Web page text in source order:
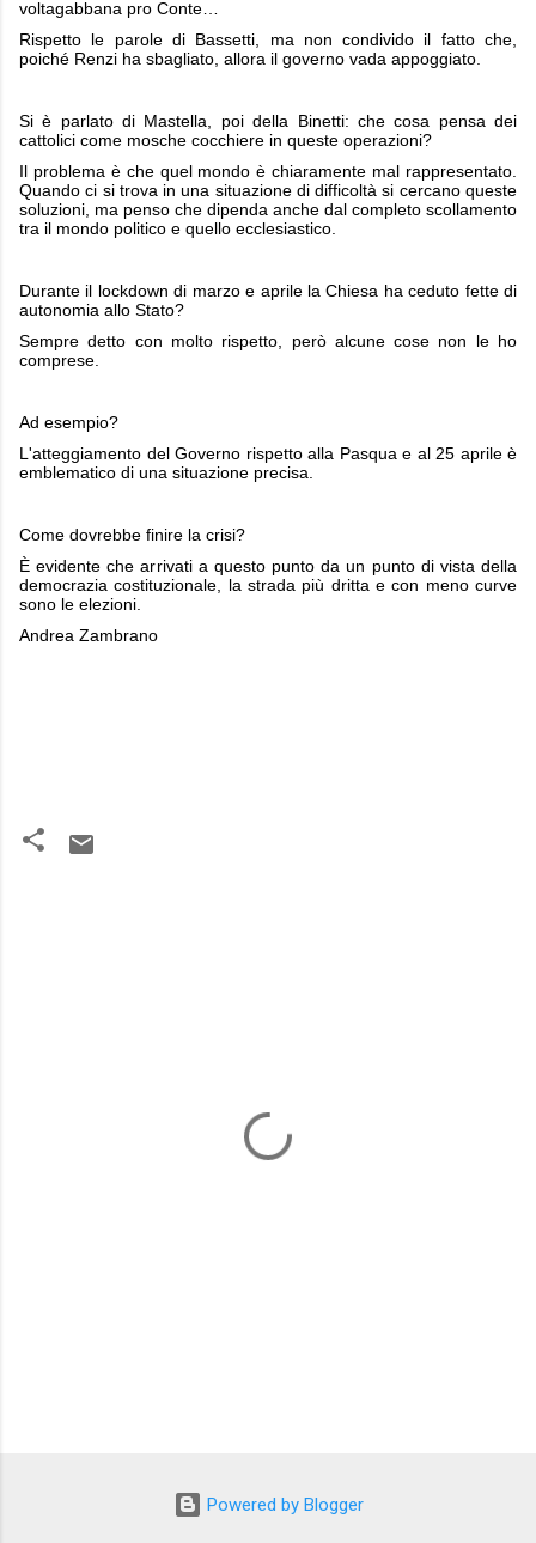
voltagabbana pro Conte…
Rispetto le parole di Bassetti, ma non condivido il fatto che,
poiché Renzi ha sbagliato, allora il governo vada appoggiato.
Si è parlato di Mastella, poi della Binetti: che cosa pensa dei
cattolici come mosche cocchiere in queste operazioni?
Il problema è che quel mondo è chiaramente mal rappresentato.
Quando ci si trova in una situazione di difficoltà si cercano queste
soluzioni, ma penso che dipenda anche dal completo scollamento
tra il mondo politico e quello ecclesiastico.
Durante il lockdown di marzo e aprile la Chiesa ha ceduto fette di
autonomia allo Stato?
Sempre detto con molto rispetto, però alcune cose non le ho
comprese.
Ad esempio?
L'atteggiamento del Governo rispetto alla Pasqua e al 25 aprile è
emblematico di una situazione precisa.
Come dovrebbe finire la crisi?
È evidente che arrivati a questo punto da un punto di vista della
democrazia costituzionale, la strada più dritta e con meno curve
sono le elezioni.
Andrea Zambrano
Powered by Blogger